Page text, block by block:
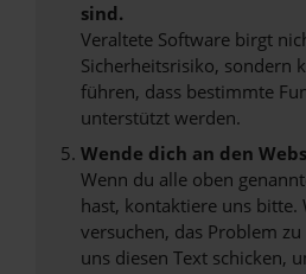
sind.
Veraltete Software birgt
Sicherheitsrisiko, sondern
führen, dass bestimmte
unterstützt werden.
Wende dich an den
Wenn du alle oben
hast, kontaktiere uns bitte.
versuchen, das Problem
uns diesen Text schicken,